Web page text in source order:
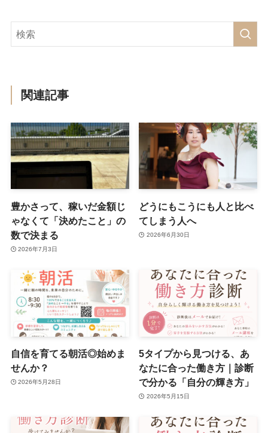
関連記事
豊かさって、稼いだ金額じ
ゃなくて「決めたこと」の
数で決まる
2026年7月3日
どうにもこうにも人と比べ
てしまう人へ
2026年6月30日
自信を育てる朝活◎始めま
せんか？
2026年5月28日
5タイプから見つける、あ
なたに合った働き方｜診断
で分かる「自分の輝き方」
2026年5月15日